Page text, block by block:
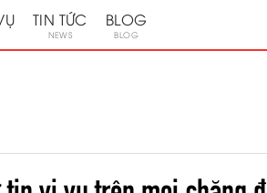
TIN TỨC
NEWS
BLOG
BLOG